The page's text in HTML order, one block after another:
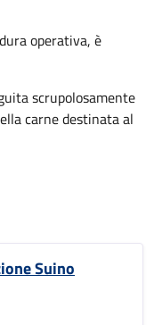
operativa, è
scrupolosamente
carne destinata al
Suino